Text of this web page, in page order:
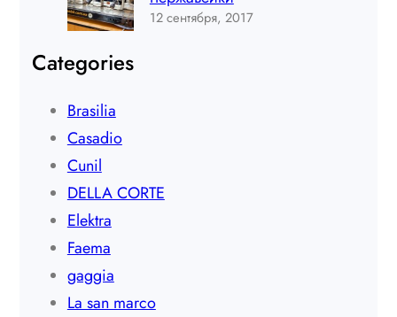
12 сентября, 2017
Categories
Brasilia
Casadio
Cunil
DELLA CORTE
Elektra
Faema
gaggia
La san marco